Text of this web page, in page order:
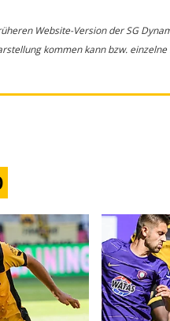
Website-Version der SG
kommen kann bzw.